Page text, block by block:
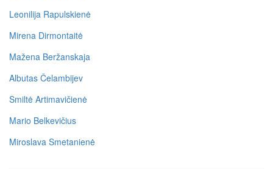
Leonilija Rapulskienė
Mirena Dirmontaitė
Mažena Beržanskaja
Albutas Čelambijev
Smiltė Artimavičienė
Mario Belkevičius
Miroslava Smetanienė